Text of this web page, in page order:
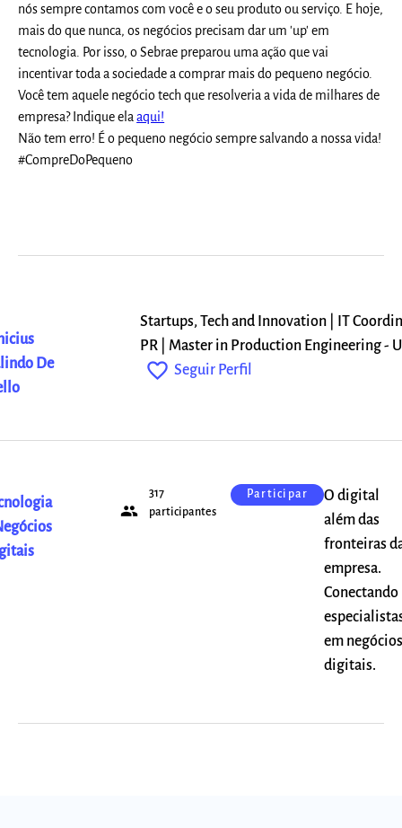
nós sempre contamos com você e o seu produto ou serviço. E hoje,
mais do que nunca, os negócios precisam dar um 'up' em
tecnologia. Por isso, o Sebrae preparou uma ação que vai
incentivar toda a sociedade a comprar mais do pequeno negócio.
Você tem aquele negócio tech que resolveria a vida de milhares de
empresa? Indique elaaqui!
Não tem erro! É o pequeno negócio sempre salvando a nossa vida!
#CompreDoPequeno
De
Startups, Tech and Innovation | IT
PR | Master in Production Engineering -
favorite_outline Seguir Perfil
people
317
participantes
Participar
O digital
além das
fronteiras
empresa.
Conectando
em negócios
digitais.